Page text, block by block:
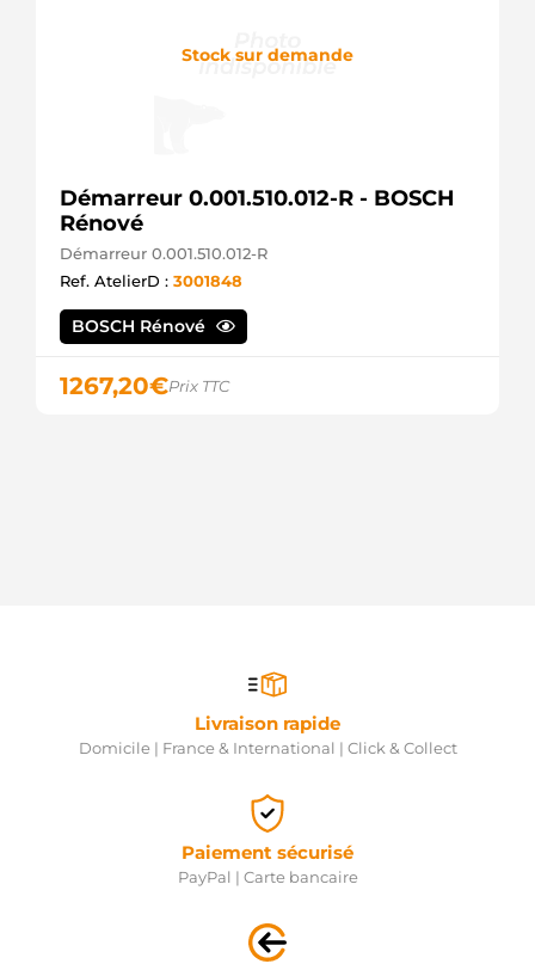
Stock sur demande
Démarreur 0.001.510.012-R - BOSCH
Rénové
Démarreur 0.001.510.012-R
Ref. AtelierD : 3001848
BOSCH Rénové
1267,20€Prix TTC
Livraison rapide
Domicile | France & International | Click & Collect
Paiement sécurisé
PayPal | Carte bancaire